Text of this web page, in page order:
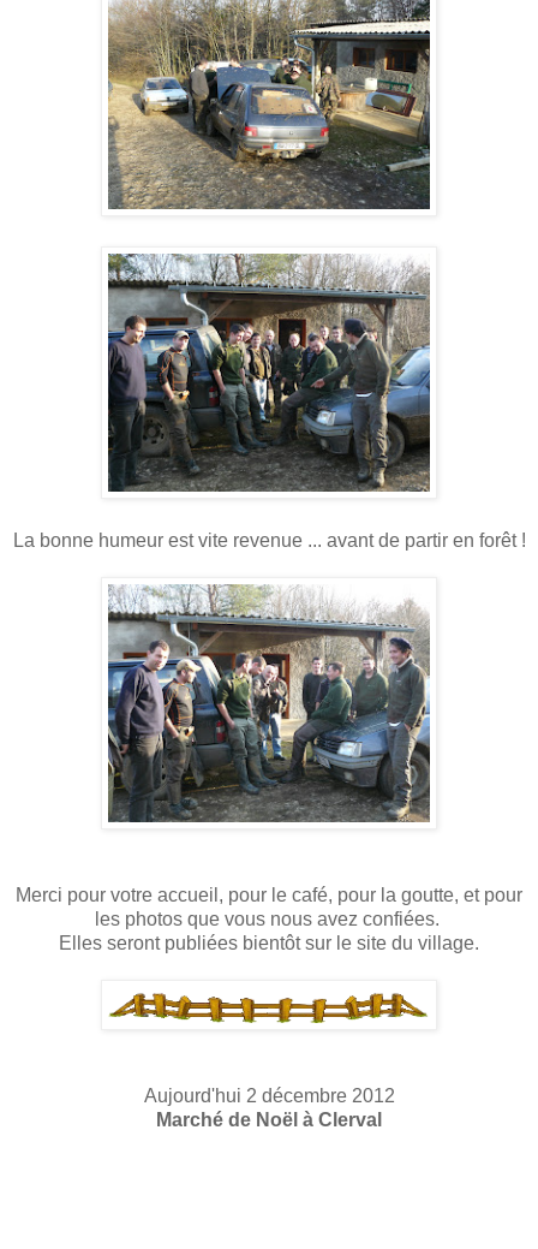
La bonne humeur est vite revenue ... avant de partir en forêt !
Merci pour votre accueil, pour le café, pour la goutte, et pour
les photos que vous nous avez confiées.
Elles seront publiées bientôt sur le site du village.
Aujourd'hui 2 décembre 2012
Marché de Noël à Clerval